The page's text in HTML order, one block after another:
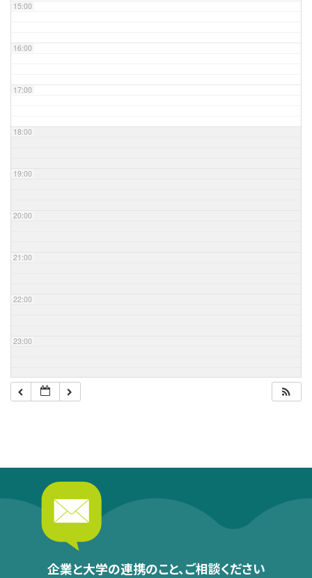
15:00
16:00
17:00
18:00
19:00
20:00
21:00
22:00
23:00
企業と大学の連携のこと、ご相談ください